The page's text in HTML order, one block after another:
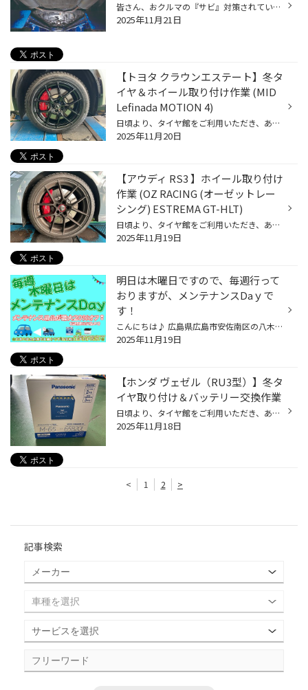
皆さん、おクルマの『サビ』対策されていますか？ 安心して、おクルマをより良い状態で、より長く使っていただくために、 今回は、おクルマの下回りのサビを抑制する防錆コーティングのご紹介です。 冬時期は特におクルマの下回りのサビ予防が大切です！ おクルマの下回りは、金属類がむき出しにな...
2025年11月21日
【トヨタ クラウンエステート】冬タ
イヤ＆ホイール取り付け作業 (MID
Lefinada MOTION 4)
日頃より、タイヤ館をご利用いただき、ありがとうございます。 さて、当店と同じチェーン店の近隣タイヤ館店舗で作業いたしました、 タイヤ＆ホイール取り付け作業をご紹介します。 （WEB掲載をご快諾いただきましたお客様！大変感謝しております。 いつもご愛顧いただき誠にありがとうございます！...
2025年11月20日
【アウディ RS3 】ホイール取り付け
作業 (OZ RACING (オーゼットレー
シング) ESTREMA GT-HLT)
日頃より、タイヤ館をご利用いただき、ありがとうございます。 さて、当店と同じチェーン店の近隣タイヤ館店舗で作業いたしましたホイール取り付け作業をご紹介します。 （WEB掲載をご快諾いただきましたお客様！大変感謝しております。 いつもご愛顧いただき誠にありがとうございます！！ おクルマ...
2025年11月19日
明日は木曜日ですので、毎週行って
おりますが、メンテナンスDaｙで
す！
こんにちは♪ 広島県広島市安佐南区の八木にあります タイヤ館広島店のたけもとです！ 昨日の夜から、メッチャ冷えますねぇ 朝、寒くて 起きることが困難になってました！ 暖かい所から、寒い部屋は嫌ですよねｗ 毎週木曜日は メンテナンスDayとなっております！ ただいま、絶賛 改装閉店セール開催...
2025年11月19日
【ホンダ ヴェゼル（RU3型）】冬タ
イヤ取り付け＆バッテリー交換作業
日頃より、タイヤ館をご利用いただき、ありがとうございます。 さて、当店と同じチェーン店の近隣タイヤ館店舗で作業いたしましたバッテリー交換作業をご紹介します。 （WEB掲載をご快諾いただきましたお客様！大変感謝しております。 いつもご愛顧いただき誠にありがとうございます！！） おクルマ...
2025年11月18日
< 1 2 >
記事検索